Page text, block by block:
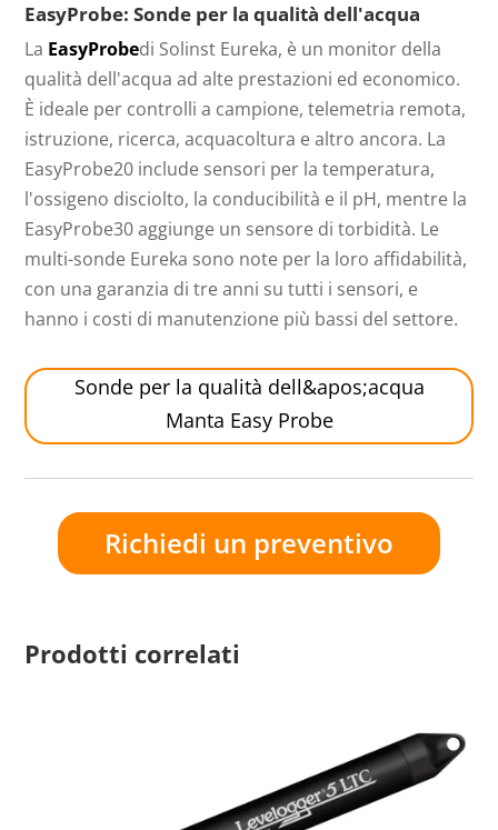
EasyProbe: Sonde per la qualità dell'acqua
La EasyProbedi Solinst Eureka, è un monitor della
qualità dell'acqua ad alte prestazioni ed economico.
È ideale per controlli a campione, telemetria remota,
istruzione, ricerca, acquacoltura e altro ancora. La
EasyProbe20 include sensori per la temperatura,
l'ossigeno disciolto, la conducibilità e il pH, mentre la
EasyProbe30 aggiunge un sensore di torbidità. Le
multi-sonde Eureka sono note per la loro affidabilità,
con una garanzia di tre anni su tutti i sensori, e
hanno i costi di manutenzione più bassi del settore.
Sonde per la qualità dell&apos;acqua
Manta Easy Probe
Richiedi un preventivo
Prodotti correlati